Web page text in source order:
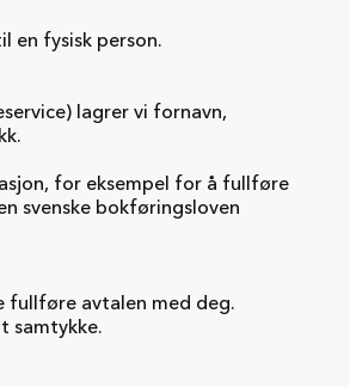
en fysisk person.
lagrer vi fornavn,
for eksempel for å fullføre
svenske bokføringsloven
fullføre avtalen med deg.
samtykke.